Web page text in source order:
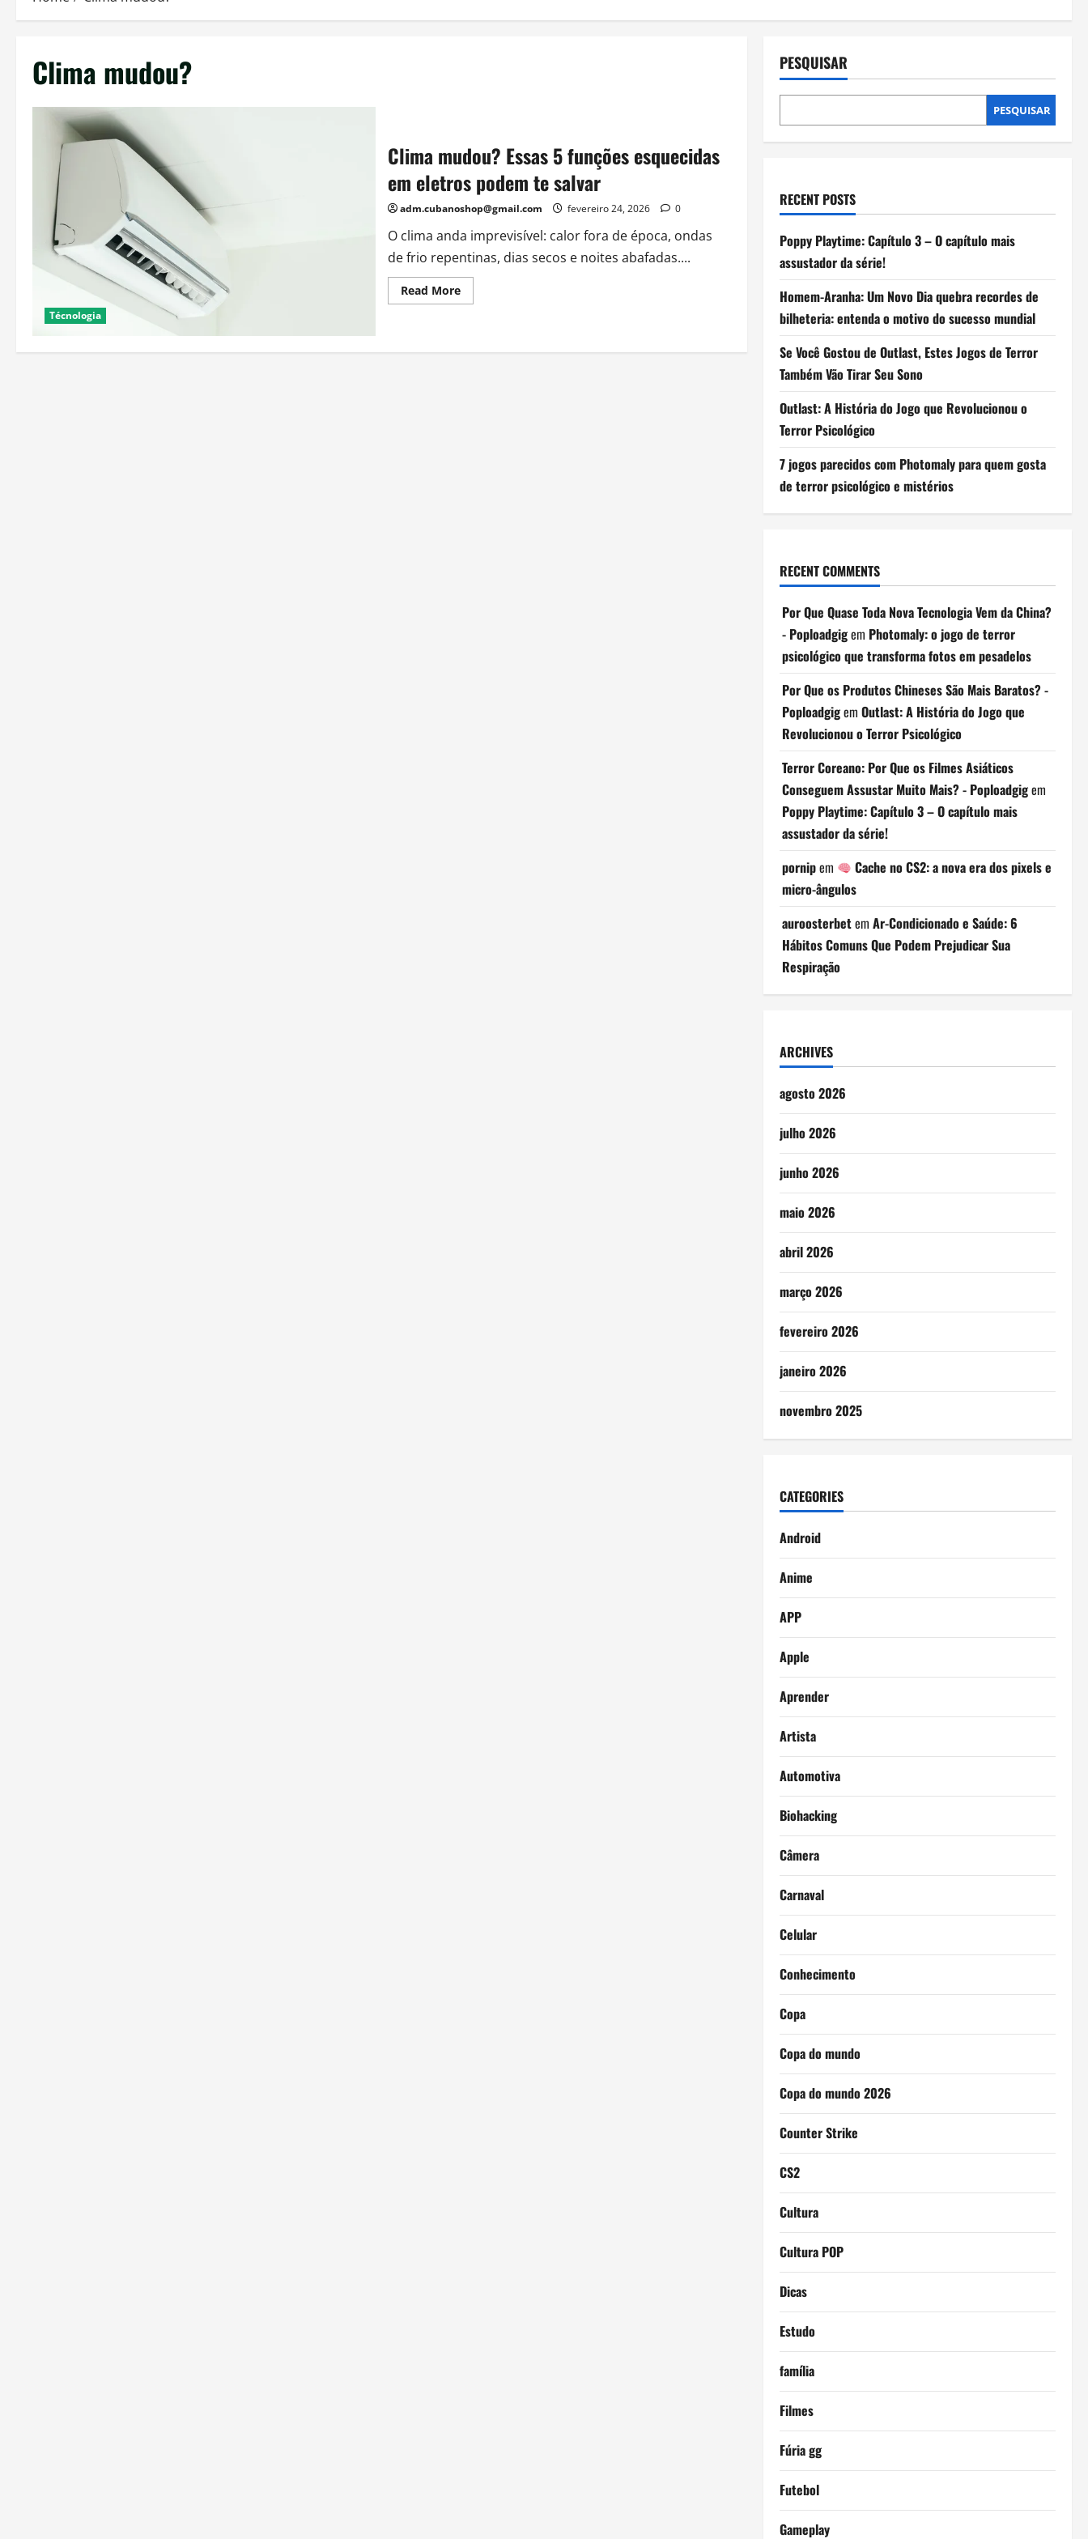
Clima mudou?
Técnologia
Clima mudou? Essas 5 funções esquecidas
em eletros podem te salvar
adm.cubanoshop@gmail.com fevereiro 24, 2026 0
O clima anda imprevisível: calor fora de época, ondas
de frio repentinas, dias secos e noites abafadas....
Read MoreRead
more
5
PESQUISAR
PESQUISAR
RECENT POSTS
Poppy Playtime: Capítulo 3 – O capítulo mais
assustador da série!
Homem-Aranha: Um Novo Dia quebra recordes de
bilheteria: entenda o motivo do sucesso mundial
Se Você Gostou de Outlast, Estes Jogos de Terror
Também Vão Tirar Seu Sono
Outlast: A História do Jogo que Revolucionou o
Terror Psicológico
7 jogos parecidos com Photomaly para quem gosta
de terror psicológico e mistérios
RECENT COMMENTS
Por Que Quase Toda Nova Tecnologia Vem da China?
- Poploadgigem Photomaly: o jogo de terror
psicológico que transforma fotos em pesadelos
Por Que os Produtos Chineses São Mais Baratos? -
Poploadgigem Outlast: A História do Jogo que
Revolucionou o Terror Psicológico
Terror Coreano: Por Que os Filmes Asiáticos
Conseguem Assustar Muito Mais? - Poploadgigem
Poppy Playtime: Capítulo 3 – O capítulo mais
assustador da série!
pornipem
Cache no CS2: a nova era dos pixels e
micro-ângulos
auroosterbetem Ar-Condicionado e Saúde: 6
Hábitos Comuns Que Podem Prejudicar Sua
Respiração
ARCHIVES
agosto 2026
julho 2026
junho 2026
maio 2026
abril 2026
março 2026
fevereiro 2026
janeiro 2026
novembro 2025
CATEGORIES
Android
Anime
APP
Apple
Aprender
Artista
Automotiva
Biohacking
Câmera
Carnaval
Celular
Conhecimento
Copa
Copa do mundo
Copa do mundo 2026
Counter Strike
CS2
Cultura
Cultura POP
Dicas
Estudo
família
Filmes
Fúria gg
Futebol
Gameplay